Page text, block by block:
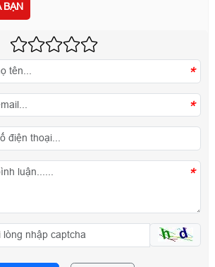
BẠN
*
*
*